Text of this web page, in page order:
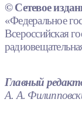
© Сетевое
«Федеральное
Всероссийская
Главный
А. А.